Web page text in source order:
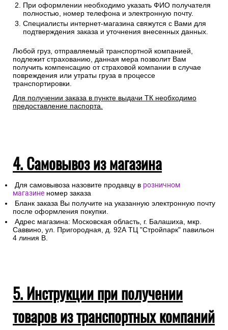
При оформлении необходимо указать ФИО получателя
полностью, номер телефона и электронную почту.
Специалисты интернет-магазина свяжутся с Вами для
подтверждения заказа и уточнения внесенных данных.
Любой груз, отправляемый транспортной компанией,
подлежит страхованию, данная мера позволит Вам
получить компенсацию от страховой компании в случае
повреждения или утраты груза в процессе
транспортировки.
Для получении заказа в пункте выдачи ТК необходимо
предоставление паспорта.
4. Самовывоз из магазина
Для самовывоза назовите продавцу в розничном
магазине номер заказа
Бланк заказа Вы получите на указанную электронную почту
после оформления покупки.
Адрес магазина: Московская область, г. Балашиха, мкр.
Саввино, ул. Пригородная, д. 92А ТЦ "Стройпарк" павильон
4 линия В.
5. Инструкции при получении
товаров из транспортных компаний